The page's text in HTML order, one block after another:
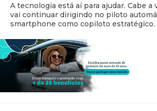
A tecnologia está aí para ajudar. Cabe a
vai continuar dirigindo no piloto
smartphone como copiloto estratégico.